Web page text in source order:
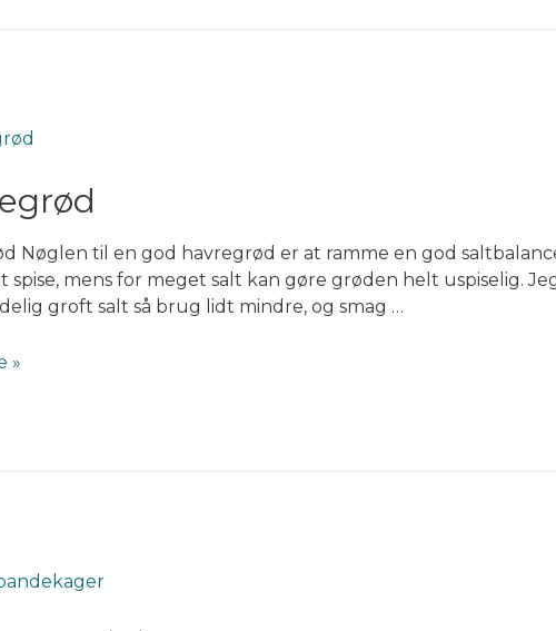
Nøglen til en god havregrød er at ramme en god
spise, mens for meget salt kan gøre grøden helt uspiselig.
groft salt så brug lidt mindre, og smag …
»